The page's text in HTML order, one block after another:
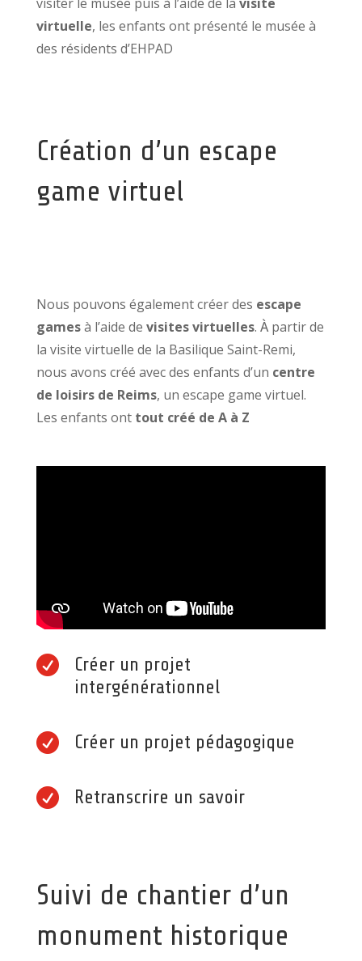
virtuelle, les enfants ont présenté le musée à
des résidents d’EHPAD
Création d’un escape
game virtuel
Nous pouvons également créer des escape
gamesà l’aide de visites virtuelles. Àpartir de
la visite virtuelle de la Basilique Saint-Remi,
nous avons créé avec des enfants d’un centre
de loisirs de Reims, un escape game virtuel.
Les enfants ont tout créé de A à Z

Créer un projet
intergénérationnel
 Créer un projet pédagogique
 Retranscrire un savoir
Suivi de chantier d’un
monument historique